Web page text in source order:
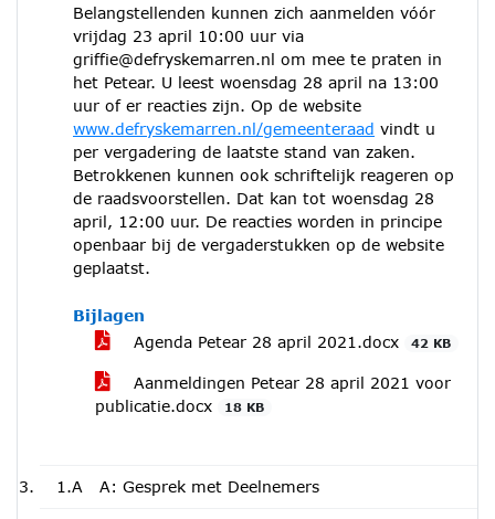
Belangstellenden kunnen zich aanmelden vóór
vrijdag 23 april 10:00 uur via
griffie@defryskemarren.nl om mee te praten in
het Petear. U leest woensdag 28 april na 13:00
uur of er reacties zijn. Op de website
www.defryskemarren.nl/gemeenteraad vindt u
per vergadering de laatste stand van zaken.
Betrokkenen kunnen ook schriftelijk reageren op
de raadsvoorstellen. Dat kan tot woensdag 28
april, 12:00 uur. De reacties worden in principe
openbaar bij de vergaderstukken op de website
geplaatst.
Bijlagen
Agenda Petear 28 april 2021.docx
42 KB
Aanmeldingen Petear 28 april 2021 voor
publicatie.docx
18 KB
1.A A: Gesprek met Deelnemers